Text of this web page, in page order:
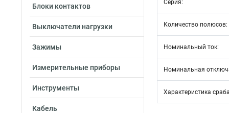
Блоки контактов
Выключатели нагрузки
Зажимы
Измерительные приборы
Инструменты
Кабель
Серия:
Количество полюсов:
Номинальный ток:
Номинальная
Характеристика